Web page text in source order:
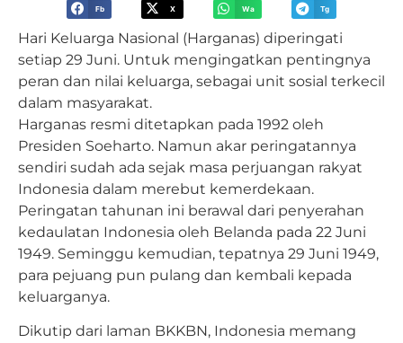
Fb X Wa Tg
Hari Keluarga Nasional (Harganas) diperingati
setiap 29 Juni. Untuk mengingatkan pentingnya
peran dan nilai keluarga, sebagai unit sosial terkecil
dalam masyarakat.
Harganas resmi ditetapkan pada 1992 oleh
Presiden Soeharto. Namun akar peringatannya
sendiri sudah ada sejak masa perjuangan rakyat
Indonesia dalam merebut kemerdekaan.
Peringatan tahunan ini berawal dari penyerahan
kedaulatan Indonesia oleh Belanda pada 22 Juni
1949. Seminggu kemudian, tepatnya 29 Juni 1949,
para pejuang pun pulang dan kembali kepada
keluarganya.
Dikutip dari laman BKKBN, Indonesia memang